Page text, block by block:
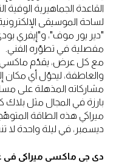
القاعدة الجماهيرية الوفية
"دير يور موف"، و"إيفري
مفصلية في تطوّره الفني.
مع كل عرض، يقدّم ماكسي
والعاطفة، ليحوّل أي مكان
مشاركاته المذهلة على
بارزة في المجال مثل
ديسمبر، في ليلة واحدة لا
دي جي ماكسي ميراكي في غاتسبي